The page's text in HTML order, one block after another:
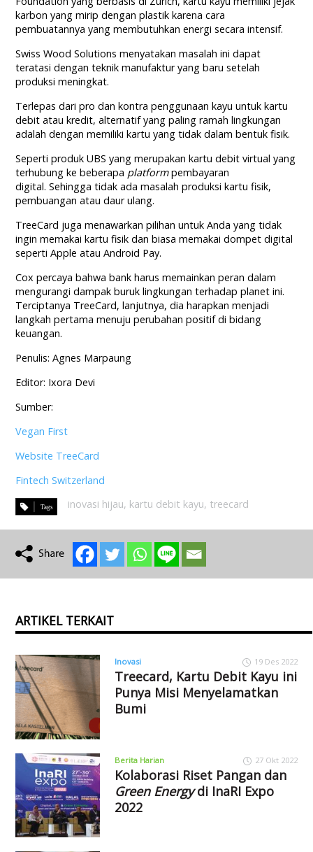
karbon yang mirip dengan plastik karena cara
pembuatannya yang membutuhkan energi secara intensif.
Swiss Wood Solutions menyatakan masalah ini dapat
teratasi dengan teknik manufaktur yang baru setelah
produksi meningkat.
Terlepas dari pro dan kontra penggunaan kayu untuk kartu
debit atau kredit, alternatif yang paling ramah lingkungan
adalah dengan memiliki kartu yang tidak dalam bentuk fisik.
Seperti produk UBS yang merupakan kartu debit virtual yang
terhubung ke beberapa platformpembayaran
digital. Sehingga tidak ada masalah produksi kartu fisik,
pembuangan atau daur ulang.
TreeCard juga menawarkan pilihan untuk Anda yang tidak
ingin memakai kartu fisik dan biasa memakai dompet digital
seperti Apple atau Android Pay.
Cox percaya bahwa bank harus memainkan peran dalam
mengurangi dampak buruk lingkungan terhadap planet ini.
Terciptanya TreeCard, lanjutnya, dia harapkan menjadi
langkah pertama menuju perubahan positif di bidang
keuangan.
Penulis: Agnes Marpaung
Editor: Ixora Devi
Sumber:
Vegan First
Website TreeCard
Fintech Switzerland
inovasi hijau, kartu debit kayu, treecard
ARTIKEL TERKAIT
Inovasi 19 Des 2022
Treecard, Kartu Debit Kayu ini
Punya Misi Menyelamatkan
Bumi
Berita Harian 27 Okt 2022
Kolaborasi Riset Pangan dan
Green Energydi InaRI Expo
2022